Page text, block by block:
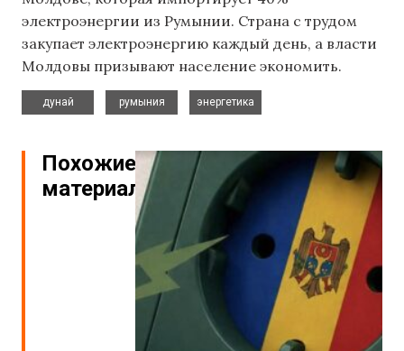
электроэнергии из Румынии. Страна с трудом
закупает электроэнергию каждый день, а власти
Молдовы призывают население экономить.
дунай
румыния
энергетика
Похожие
материалы